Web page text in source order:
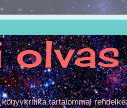
olvas
tartalommal